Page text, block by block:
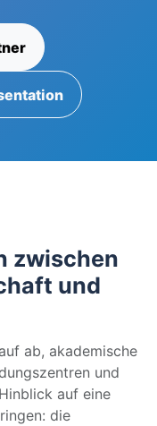
zwischen
und
ab, akademische
und
auf eine
die